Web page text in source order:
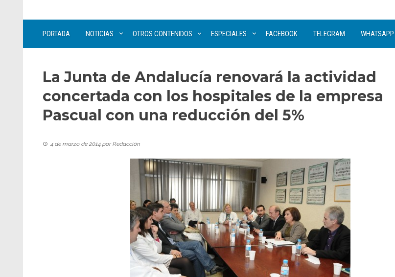
PORTADA NOTICIAS OTROS CONTENIDOS ESPECIALES FACEBOOK TELEGRAM WHATSAPP
La Junta de Andalucía renovará la actividad
concertada con los hospitales de la empresa
Pascual con una reducción del 5%
4 de marzo de 2014 porRedacción